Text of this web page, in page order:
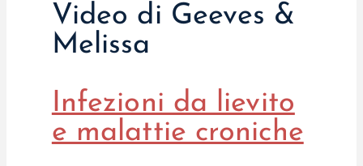
Video di Geeves &
Melissa
Infezioni da lievito
e malattie croniche